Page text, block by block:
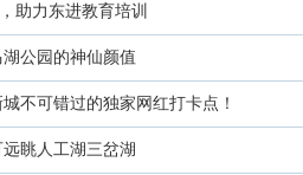
助力东进教育培训
公园的神仙颜值
不可错过的独家网红打卡点！
眺人工湖三岔湖